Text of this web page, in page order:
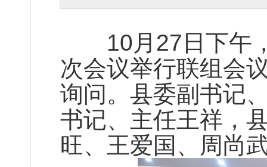
10月27日下午，
次会议举行联组会
询问。县委副书记
书记、主任王祥，
旺、王爱国、周尚